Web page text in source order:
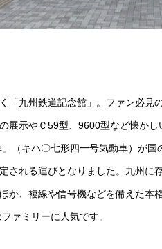
「九州鉄道記念館」。ファン必
展示やＣ59型、9600型など懐か
（キハ〇七形四一号気動車）が
される運びとなりました。九州に
か、複線や信号機などを備えた本
ァミリーに人気です。